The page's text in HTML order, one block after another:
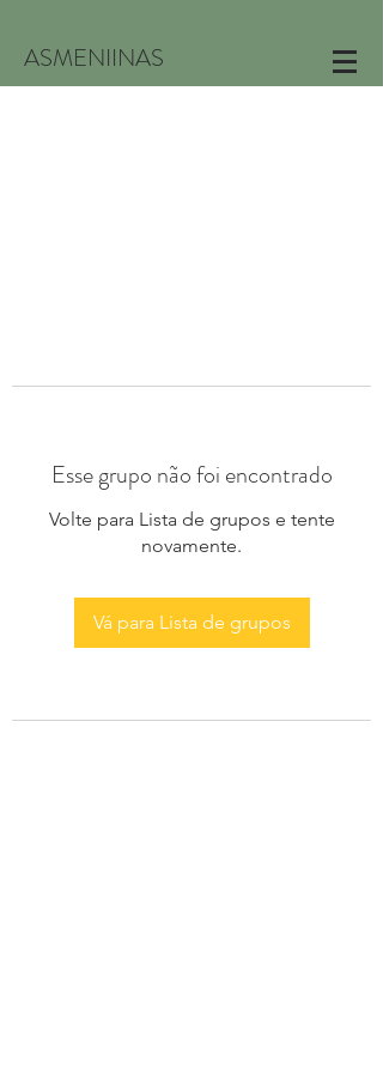
ASMENIINAS
Esse grupo não foi encontrado
Volte para Lista de grupos e tente
novamente.
Vá para Lista de grupos